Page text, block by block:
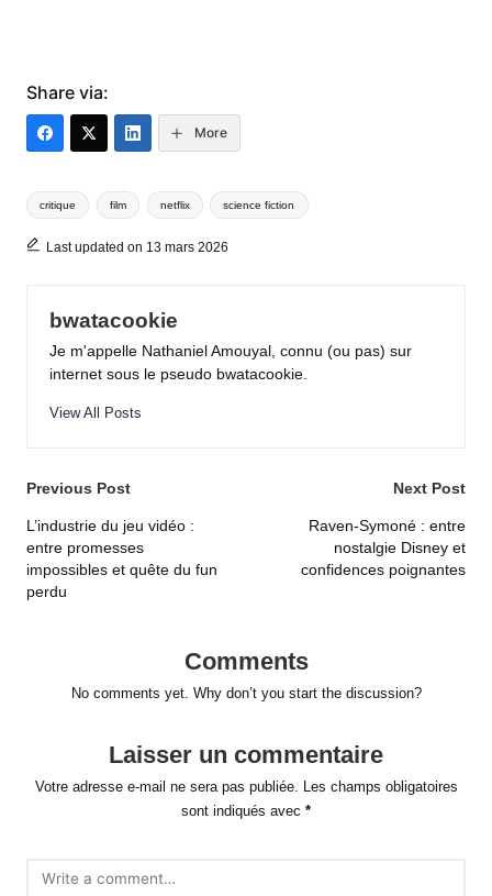
Share via:
More
Tags:
critique film netflix science fiction
Last updated on 13 mars 2026
bwatacookie
Je m'appelle Nathaniel Amouyal, connu (ou pas) sur
internet sous le pseudo bwatacookie.
View All Posts
Post
navigation
Previous Post
L’industrie du jeu vidéo :
entre promesses
impossibles et quête du fun
perdu
Next Post
Raven-Symoné : entre
nostalgie Disney et
confidences poignantes
Comments
No comments yet. Why don’t you start the discussion?
Laisser un commentaire
Votre adresse e-mail ne sera pas publiée. Les champs obligatoires
sont indiqués avec *